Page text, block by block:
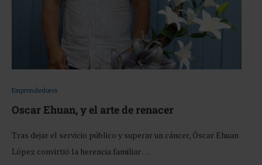
Emprendedores
Oscar Ehuan, y el arte de renacer
Tras dejar el servicio público y superar un cáncer, Óscar Ehuan
López convirtió la herencia familiar …